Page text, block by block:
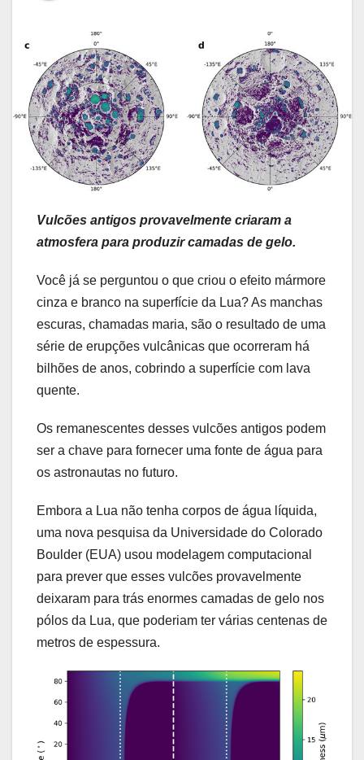
Vulcões antigos provavelmente criaram a
atmosfera para produzir camadas de gelo.
Você já se perguntou o que criou o efeito mármore
cinza e branco na superfície da Lua? As manchas
escuras, chamadas maria, são o resultado de uma
série de erupções vulcânicas que ocorreram há
bilhões de anos, cobrindo a superfície com lava
quente.
Os remanescentes desses vulcões antigos podem
ser a chave para fornecer uma fonte de água para
os astronautas no futuro.
Embora a Lua não tenha corpos de água líquida,
uma nova pesquisa da Universidade do Colorado
Boulder (EUA) usou modelagem computacional
para prever que esses vulcões provavelmente
deixaram para trás enormes camadas de gelo nos
pólos da Lua, que poderiam ter várias centenas de
metros de espessura.